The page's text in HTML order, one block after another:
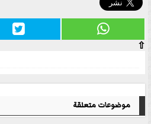
⇧
موضوعات متعلقة